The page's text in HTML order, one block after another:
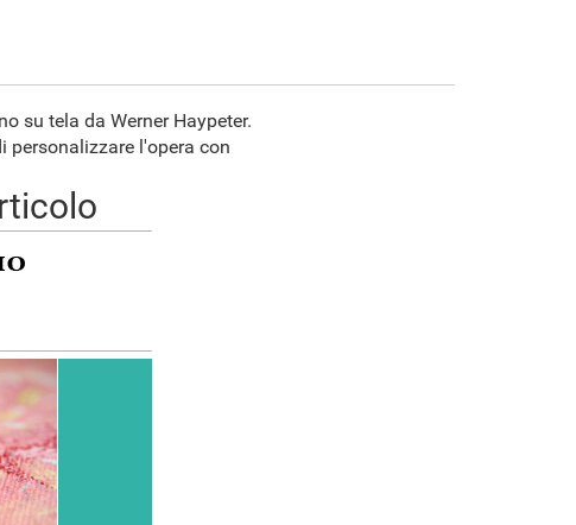
su tela da Werner Haypeter.
personalizzare l'opera con